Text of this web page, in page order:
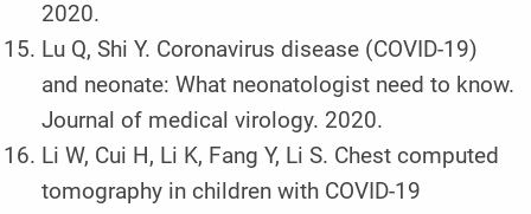
2020.
Lu Q, Shi Y. Coronavirus disease (COVID-19)
and neonate: What neonatologist need to know.
Journal of medical virology. 2020.
Li W, Cui H, Li K, Fang Y, Li S. Chest computed
tomography in children with COVID-19